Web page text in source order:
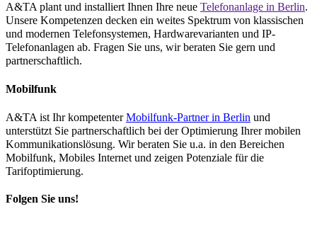
A&TA plant und installiert Ihnen Ihre neue Telefonanlage in Berlin.
Unsere Kompetenzen decken ein weites Spektrum von klassischen
und modernen Telefonsystemen, Hardwarevarianten und IP-
Telefonanlagen ab. Fragen Sie uns, wir beraten Sie gern und
partnerschaftlich.
Mobilfunk
A&TA ist Ihr kompetenterMobilfunk-Partner in Berlin und
unterstützt Sie partnerschaftlich bei der Optimierung Ihrer mobilen
Kommunikationslösung. Wir beraten Sie u.a. in den Bereichen
Mobilfunk, Mobiles Internet und zeigen Potenziale für die
Tarifoptimierung.
Folgen Sie uns!